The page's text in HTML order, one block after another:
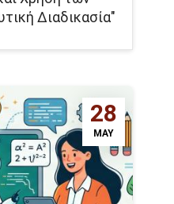
Διαδικασία"
28
MAY